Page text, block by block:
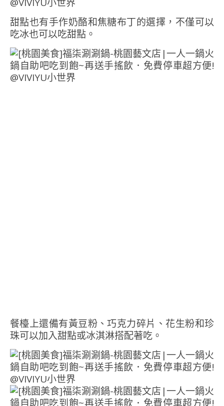
甜點也有手作奶酪和焦糖布丁的選擇，不僅可以
吃冰也可以吃甜點。
餐檯上還備有黃豆粉、巧克力碎片、花生粉和珍
珠可以加入甜點或冰淇淋搭配著吃。